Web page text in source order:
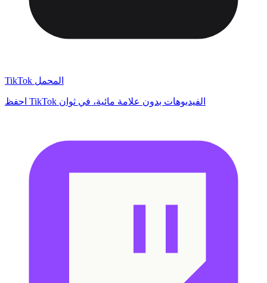
TikTok المحمل
احفظ TikTok الفيديوهات بدون علامة مائية، في ثوان